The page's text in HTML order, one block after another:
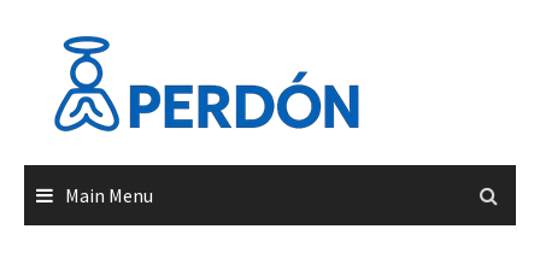
Main Menu